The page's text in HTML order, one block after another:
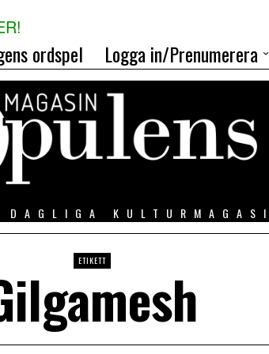
ordspel Logga in/Prenumerera
DAGLIGA
ETIKETT